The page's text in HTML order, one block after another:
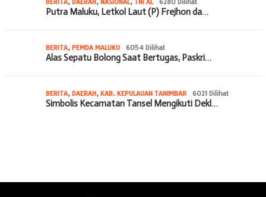
BERITA, DAERAH, NASIONAL, TNI AL 6280 Dilihat
Putra Maluku, Letkol Laut (P) Frejhon da…
BERITA, PEMDA MALUKU 6054 Dilihat
Alas Sepatu Bolong Saat Bertugas, Paskri…
BERITA, DAERAH, KAB. KEPULAUAN TANIMBAR 6021 Dilihat
Simbolis Kecamatan Tansel Mengikuti Dekl…